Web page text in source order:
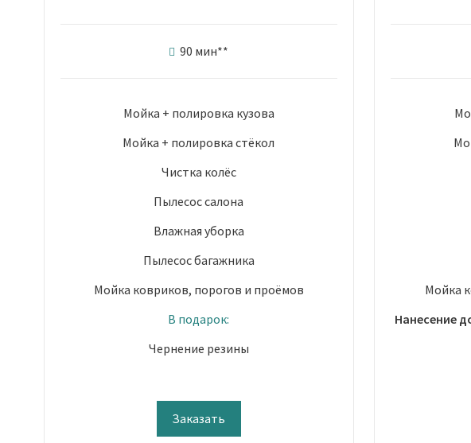
90 мин**
Мойка + полировка кузова
Мойка + полировка стёкол
Чистка колёс
Пылесос салона
Влажная уборка
Пылесос багажника
Мойка ковриков, порогов и проёмов
В подарок:
Чернение резины
Заказать
Мойка
Нанесение